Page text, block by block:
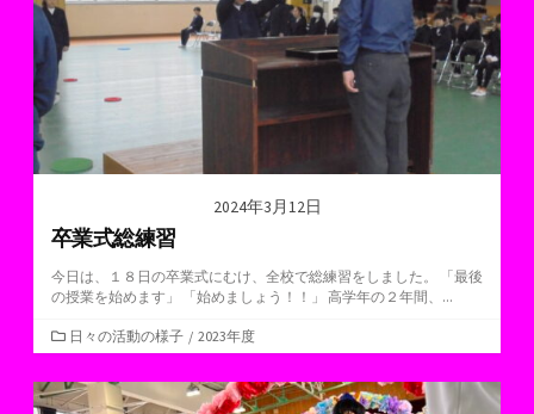
2024年3月12日
卒業式総練習
今日は、１８日の卒業式にむけ、全校で総練習をしました。 「最後
の授業を始めます」 「始めましょう！！」 高学年の２年間、...
カ
テ
ゴ
リ
日々の活動の様子 / 2023年度